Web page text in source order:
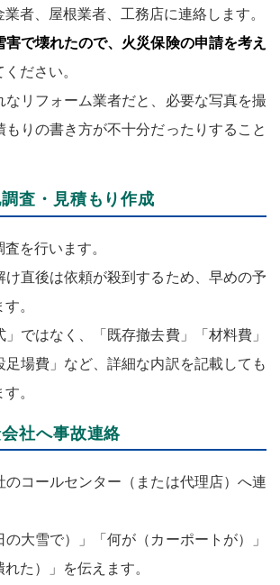
者、屋根業者、工務店に連絡します。
害で壊れたので、火災保険の申請を考え
ださい。
リフォーム業者だと、必要な写真を撮
もりの書き方が不十分だったりすること
査・見積もり作成
を行います。
直後は依頼が殺到するため、早めの予
。
ではなく、「既存撤去費」「材料費」
足場費」など、詳細な内訳を記載しても
。
社へ事故連絡
のコールセンター（または代理店）へ連
の大雪で）」「何が（カーポートが）」
た）」を伝えます。